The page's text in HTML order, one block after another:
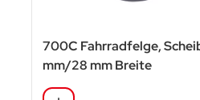
700C Fahrradfelge,
mm/28 mm Breite